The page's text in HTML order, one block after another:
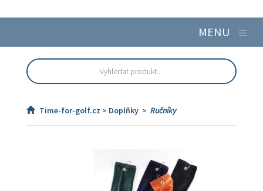
MENU
Time-for-golf.cz > Doplňky > Ručníky